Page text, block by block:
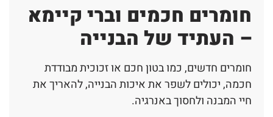
חומרים חכמים וברי קיימא
– העתיד של הבנייה
חומרים חדשים, כמו בטון חכם או זכוכית מבודדת
חכמה, יכולים לשפר את איכות הבנייה, להאריך את
חיי המבנה ולחסוך באנרגיה.